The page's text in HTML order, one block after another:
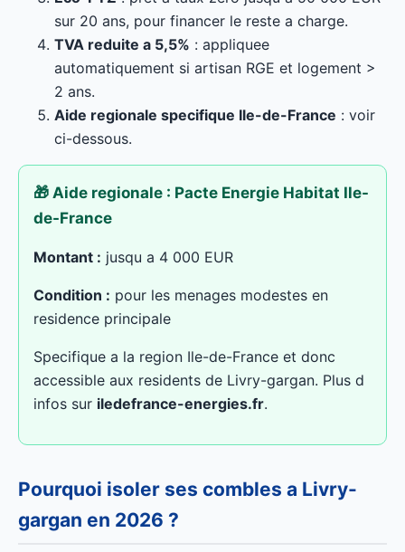
sur 20 ans, pour financer le reste a charge.
TVA reduite a 5,5% : appliquee
automatiquement si artisan RGE et logement >
2 ans.
Aide regionale specifique Ile-de-France : voir
ci-dessous.
🎁 Aide regionale : Pacte Energie Habitat Ile-
de-France
Montant : jusqu a 4 000 EUR
Condition : pour les menages modestes en
residence principale
Specifique a la region Ile-de-France et donc
accessible aux residents de Livry-gargan. Plus d
infos sur iledefrance-energies.fr.
Pourquoi isoler ses combles a Livry-
gargan en 2026 ?